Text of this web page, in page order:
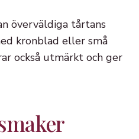
överväldiga tårtans
kronblad eller små
också utmärkt och ger